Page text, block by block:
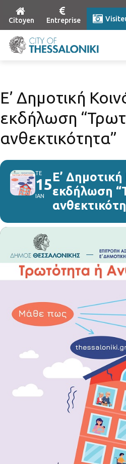
Citoyen Entreprise
Ε’ Δημοτική
εκδήλωση
ανθεκτικότητα”
ΤΕ
15
ΙΑΝ
Ε’
εκδήλωση